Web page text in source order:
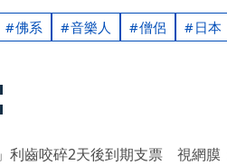
佛系 音樂人 僧侶 日本
利齒咬碎2天後到期支票 視網膜